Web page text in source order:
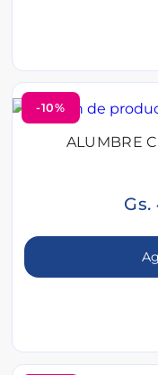
-10%
ALUMBRE
Gs.